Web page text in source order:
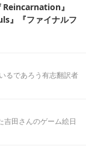
』
』『ファイナルフ
るであろう有志翻訳者
吉田さんのゲーム絵日